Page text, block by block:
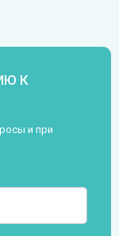
К
и при